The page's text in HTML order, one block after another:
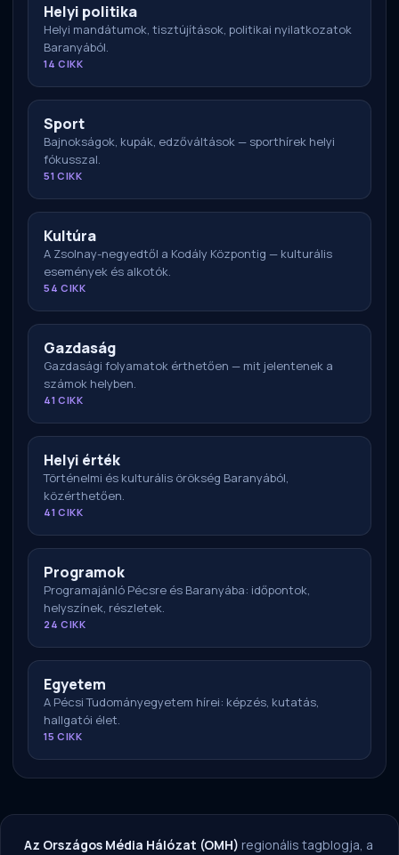
Helyi politika
Helyi mandátumok, tisztújítások, politikai nyilatkozatok
Baranyából.
14 CIKK
Sport
Bajnokságok, kupák, edzőváltások — sporthírek helyi
fókusszal.
51 CIKK
Kultúra
A Zsolnay-negyedtől a Kodály Központig — kulturális
események és alkotók.
54 CIKK
Gazdaság
Gazdasági folyamatok érthetően — mit jelentenek a
számok helyben.
41 CIKK
Helyi érték
Történelmi és kulturális örökség Baranyából,
közérthetően.
41 CIKK
Programok
Programajánló Pécsre és Baranyába: időpontok,
helyszínek, részletek.
24 CIKK
Egyetem
A Pécsi Tudományegyetem hírei: képzés, kutatás,
hallgatói élet.
15 CIKK
Az Országos Média Hálózat (OMH) regionális tagblogja, a